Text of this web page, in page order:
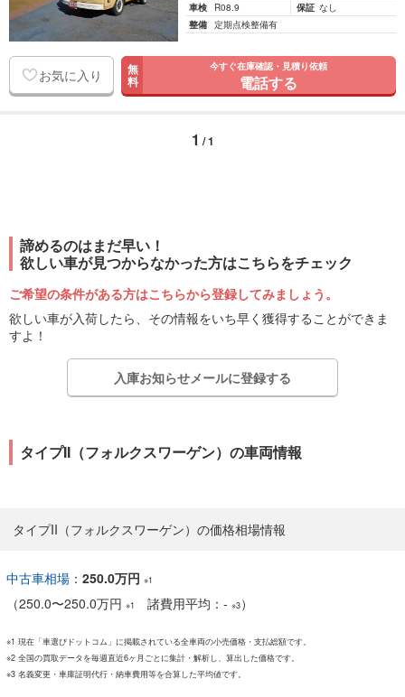
車検
R08.9 保証 なし
整備 定期点検整備有
お気に入り 無
料
今すぐ在庫確認・見積り依頼
電話する
1 / 1
諦めるのはまだ早い！
欲しい車が見つからなかった方はこちらをチェック
ご希望の条件がある方はこちらから登録してみましょう。
欲しい車が入荷したら、その情報をいち早く獲得することができま
すよ！
入庫お知らせメールに登録する
タイプII（フォルクスワーゲン）の車両情報
タイプII（フォルクスワーゲン）の価格相場情報
中古車相場 ： 250.0万円 ※1
（250.0〜250.0万円 ※1 諸費用平均：- ※3）
※1 現在「車選びドットコム」に掲載されている全車両の小売価格・支払総額です。
※2 全国の買取データを毎週直近6ヶ月ごとに集計・解析し、算出した価格です。
※3 名義変更・車庫証明代行・納車費用等を合算した平均値です。